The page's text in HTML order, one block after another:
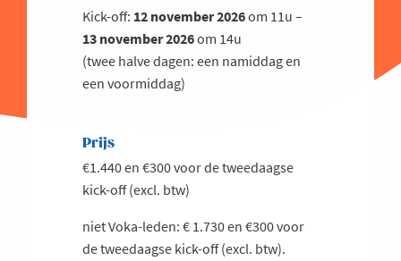
Kick-off: 12 november 2026om 11u –
13 november 2026om 14u
(twee halve dagen: een namiddag en
een voormiddag)
Prijs
€1.440 en €300 voor de tweedaagse
kick-off (excl. btw)
niet Voka-leden: € 1.730 en €300 voor
de tweedaagse kick-off (excl. btw).